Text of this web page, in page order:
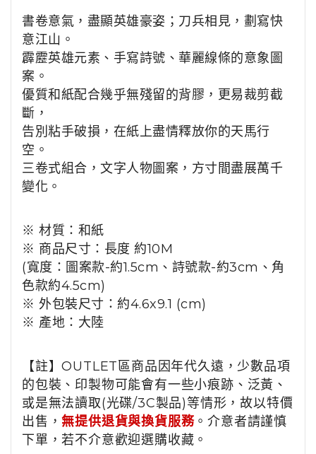
書卷意氣，盡顯英雄豪姿；刀兵相見，劃寫快
意江山。
霹靂英雄元素、手寫詩號、華麗線條的意象圖
案。
優質和紙配合幾乎無殘留的背膠，更易裁剪截
斷，
告別粘手破損，在紙上盡情釋放你的天馬行
空。
三卷式組合，文字人物圖案，方寸間盡展萬千
變化。
※ 材質：和紙
※ 商品尺寸：長度 約10M
(寬度：圖案款-約1.5cm、詩號款-約3cm、角
色款約4.5cm)
※ 外包裝尺寸：約4.6x9.1 (cm)
※ 產地：大陸
【註】OUTLET區商品因年代久遠，少數品項
的包裝、印製物可能會有一些小痕跡、泛黃、
或是無法讀取(光碟/3C製品)等情形，故以特價
出售，無提供退貨與換貨服務。介意者請謹慎
下單，若不介意歡迎選購收藏。